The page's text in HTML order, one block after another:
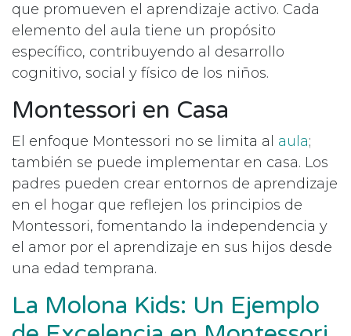
que promueven el aprendizaje activo. Cada
elemento del aula tiene un propósito
específico, contribuyendo al desarrollo
cognitivo, social y físico de los niños.
Montessori en Casa
El enfoque Montessori no se limita al aula;
también se puede implementar en casa. Los
padres pueden crear entornos de aprendizaje
en el hogar que reflejen los principios de
Montessori, fomentando la independencia y
el amor por el aprendizaje en sus hijos desde
una edad temprana.
La Molona Kids: Un Ejemplo